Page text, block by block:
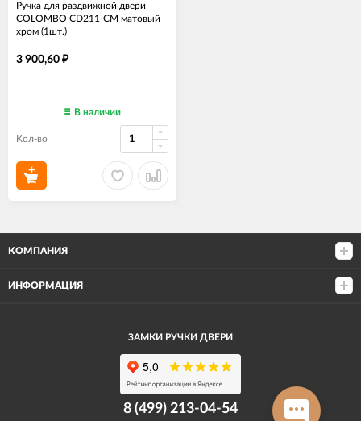
Ручка для раздвижной двери
COLOMBO CD211-CM матовый
хром (1шт.)
3 900,60 ₽
В наличии
Кол-во
КОМПАНИЯ
ИНФОРМАЦИЯ
ЗАМКИ РУЧКИ ДВЕРИ
8 (499) 213-04-54​